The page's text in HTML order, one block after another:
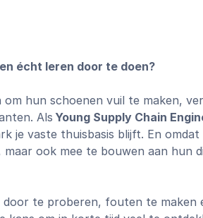
écht leren door te doen?
hun schoenen vuil te maken,
Als Young Supply Chain
je vaste thuisbasis blijft. En
ook mee te bouwen aan hun
door te proberen, fouten te maken